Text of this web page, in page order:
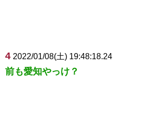
4 2022/01/08(土) 19:48:18.24
前も愛知やっけ？